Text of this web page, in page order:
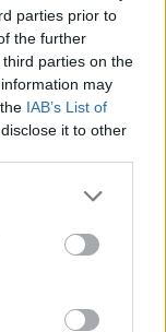
parties prior to
the further
parties on the
may
IAB’s List of
it to other
τον Ιησού
μέσα από
που λέει πως
νοσηλευόταν στο
δημοσίευσε
αν έχω
είναι ο
στους
εικόνες